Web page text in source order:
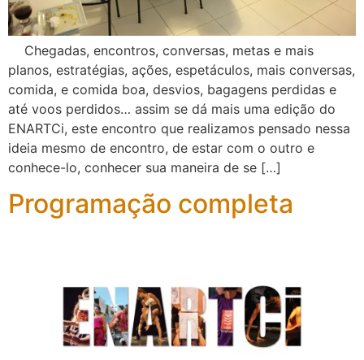
Chegadas, encontros, conversas, metas e mais
planos, estratégias, ações, espetáculos, mais conversas,
comida, e comida boa, desvios, bagagens perdidas e
até voos perdidos… assim se dá mais uma edição do
ENARTCi, este encontro que realizamos pensado nessa
ideia mesmo de encontro, de estar com o outro e
conhece-lo, conhecer sua maneira de se […]
Programação completa